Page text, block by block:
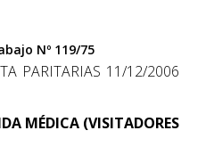
Nº 119/75
PARITARIAS 11/12/2006
MÉDICA (VISITADORES